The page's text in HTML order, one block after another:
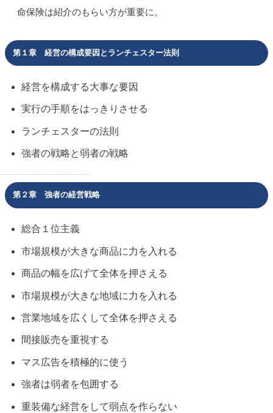
命保険は紹介のもらい方が重要に。
第１章 経営の構成要因とランチェスター法則
経営を構成する大事な要因
実行の手順をはっきりさせる
ランチェスターの法則
強者の戦略と弱者の戦略
第２章 強者の経営戦略
総合１位主義
市場規模が大きな商品に力を入れる
商品の幅を広げて全体を押さえる
市場規模が大きな地域に力を入れる
営業地域を広くして全体を押さえる
間接販売を重視する
マス広告を積極的に使う
強者は弱者を包囲する
重装備な経営をして弱点を作らない